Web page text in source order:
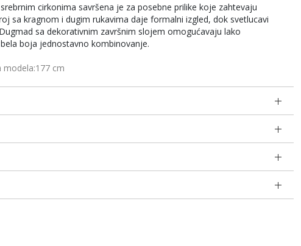
cirkonima savršena je za posebne prilike koje zahtevaju
sa kragnom i dugim rukavima daje formalni izgled, dok svetlucavi
sa dekorativnim završnim slojem omogućavaju lako
boja jednostavno kombinovanje.
modela:177 cm